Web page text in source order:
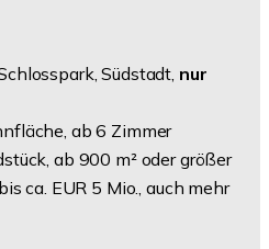
Südstadt, nur
ab 6 Zimmer
ab 900 m² oder größer
bis ca. EUR 5 Mio., auch mehr